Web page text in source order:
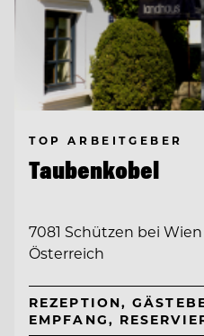
TOP ARBEITGEBER
Taubenkobel
7081 Schützen bei
Österreich
REZEPTION,
EMPFANG,